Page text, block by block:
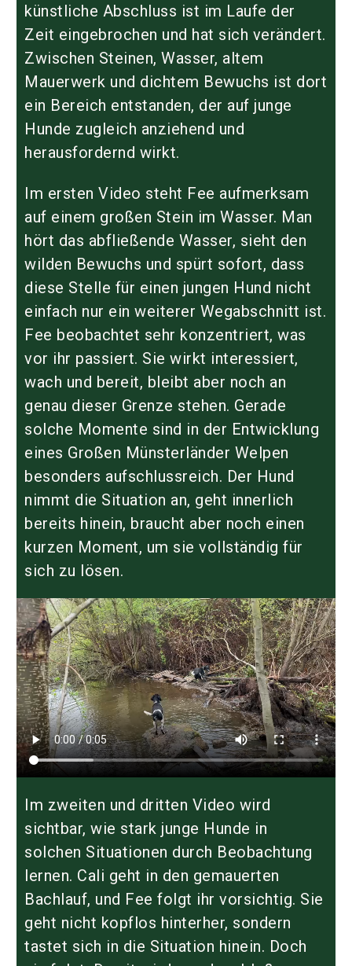
künstliche Abschluss ist im Laufe der
Zeit eingebrochen und hat sich verändert.
Zwischen Steinen, Wasser, altem
Mauerwerk und dichtem Bewuchs ist dort
ein Bereich entstanden, der auf junge
Hunde zugleich anziehend und
herausfordernd wirkt.
Im ersten Video steht Fee aufmerksam
auf einem großen Stein im Wasser. Man
hört das abfließende Wasser, sieht den
wilden Bewuchs und spürt sofort, dass
diese Stelle für einen jungen Hund nicht
einfach nur ein weiterer Wegabschnitt ist.
Fee beobachtet sehr konzentriert, was
vor ihr passiert. Sie wirkt interessiert,
wach und bereit, bleibt aber noch an
genau dieser Grenze stehen. Gerade
solche Momente sind in der Entwicklung
eines Großen Münsterländer Welpen
besonders aufschlussreich. Der Hund
nimmt die Situation an, geht innerlich
bereits hinein, braucht aber noch einen
kurzen Moment, um sie vollständig für
sich zu lösen.
Im zweiten und dritten Video wird
sichtbar, wie stark junge Hunde in
solchen Situationen durch Beobachtung
lernen. Cali geht in den gemauerten
Bachlauf, und Fee folgt ihr vorsichtig. Sie
geht nicht kopflos hinterher, sondern
tastet sich in die Situation hinein. Doch